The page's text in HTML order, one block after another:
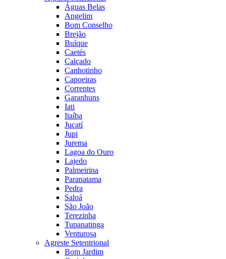
Águas Belas
Angelim
Bom Conselho
Brejão
Buíque
Caetés
Calçado
Canhotinho
Capoeiras
Correntes
Garanhuns
Iati
Itaíba
Jucatí
Jupi
Jurema
Lagoa do Ouro
Lajedo
Palmeirina
Paranatama
Pedra
Saloá
São João
Terezinha
Tupanatinga
Venturosa
Agreste Setentrional
Bom Jardim